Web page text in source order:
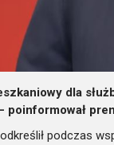
dla
poinformował
podczas